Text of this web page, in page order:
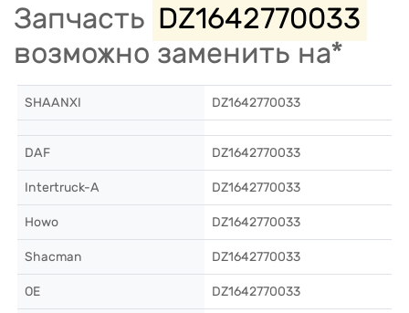
Запчасть DZ1642770033
возможно заменить на*
SHAANXI DZ1642770033
DAF DZ1642770033
Intertruck-A DZ1642770033
Howo DZ1642770033
Shacman DZ1642770033
OE DZ1642770033